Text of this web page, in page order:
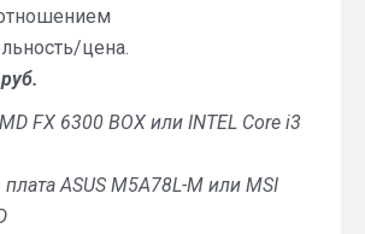
цена.
FX 6300 BOX или INTEL Core i3
ASUS M5A78L-M или MSI